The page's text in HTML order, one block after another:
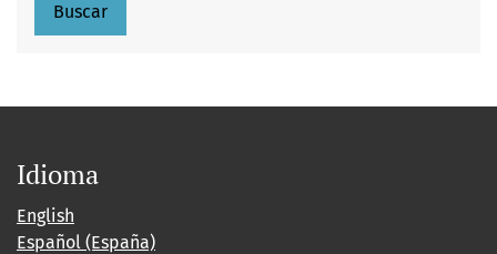
Buscar
Idioma
English
Español (España)